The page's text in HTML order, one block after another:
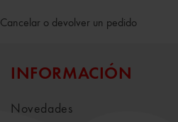
Cancelar o devolver un pedido
INFORMACIÓN
Novedades